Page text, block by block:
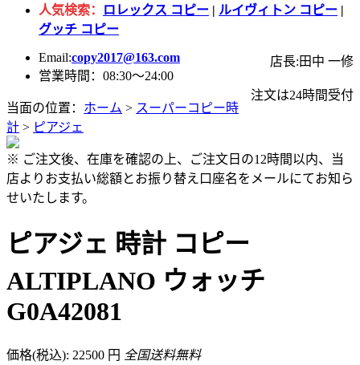
人気検索： ロレックス コピー | ルイヴィトン コピー |
グッチ コピー
Email:copy2017@163.com
店長:田中 一修
営業時間：08:30～24:00
注文は24時間受付
当面の位置： ホーム > スーパーコピー時
計 > ピアジェ
※ ご注文後、在庫を確認の上、ご注文日の12時間以内、当
店よりお支払い総額とお振り替え口座名をメールにてお知ら
せいたします。
ピアジェ 時計 コピー
ALTIPLANO ウォッチ
G0A42081
価格(税込): 22500 円 全国送料無料